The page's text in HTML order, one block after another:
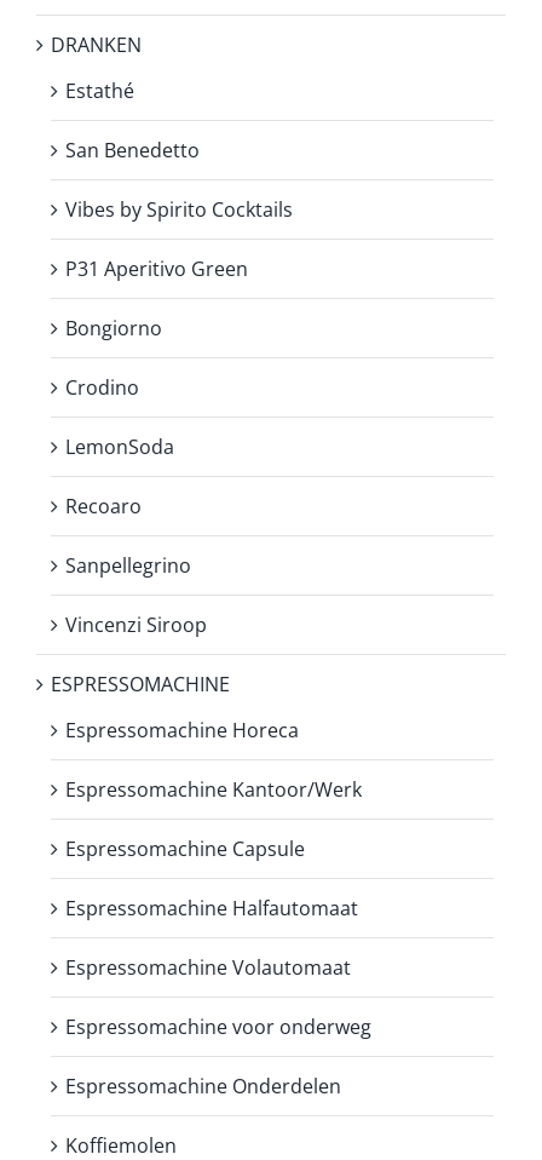
DRANKEN
Estathé
San Benedetto
Vibes by Spirito Cocktails
P31 Aperitivo Green
Bongiorno
Crodino
LemonSoda
Recoaro
Sanpellegrino
Vincenzi Siroop
ESPRESSOMACHINE
Espressomachine Horeca
Espressomachine Kantoor/Werk
Espressomachine Capsule
Espressomachine Halfautomaat
Espressomachine Volautomaat
Espressomachine voor onderweg
Espressomachine Onderdelen
Koffiemolen